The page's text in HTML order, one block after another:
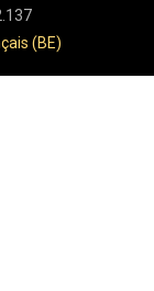
(BE)